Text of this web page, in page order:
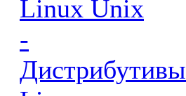
Linux Unix
-
Дистрибутивы